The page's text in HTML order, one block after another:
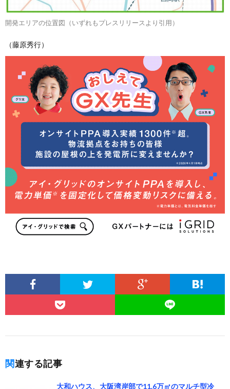
開発エリアの位置図（いずれもプレスリリースより引用）
（藤原秀行）
関連する記事
大和ハウス、大阪湾岸部で11.6万㎡のマルチ型冷